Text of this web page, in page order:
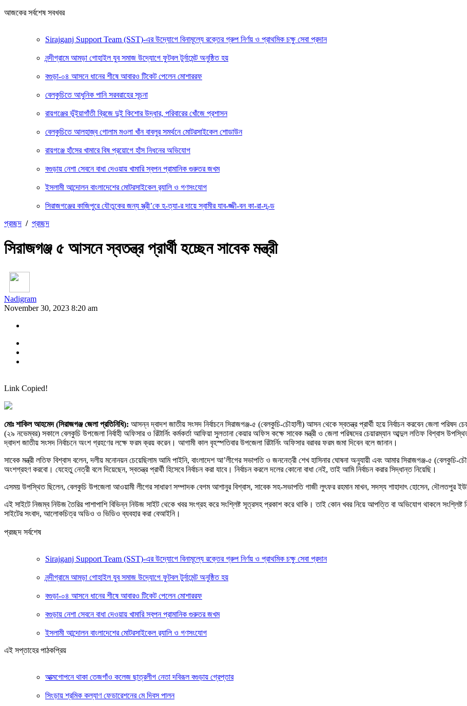
আজকের সর্বশেষ সবখবর
Sirajganj Support Team (SST)-এর উদ্যোগে বিনামূল্যে রক্তের গ্রুপ নির্ণয় ও প্রাথমিক চক্ষু সেবা প্রদান
নন্দীগ্রামে আমড়া গোহাইল যুব সমাজ উদ্যোগে ফুটবল টুর্নামেন্ট অনুষ্ঠিত হয়
বগুড়া-০৪ আসনে ধানের শীষে আবারও টিকেট পেলেন মোশাররফ
বেলকুচিতে আধুনিক পানি সরবরাহের সূচনা
রায়গঞ্জের ভূঁইয়াগাঁতী ব্রিজে দুই কিশোর উদ্ধার, পরিবারের খোঁজে প্রশাসন
বেলকুচিতে আলহাজ্ব গোলাম মওলা খাঁন বাবলুর সমর্থনে মোটরসাইকেল শোডাউন
রায়গঞ্জে হাঁসের খামারে বিষ প্রয়োগে হাঁস নিধনের অভিযোগ
বগুড়ায় নেশা সেবনে বাধা দেওয়ায় খামারি স্বপন প্রামানিক গুরুতর জখম
ইসলামী আন্দোলন বাংলাদেশের মোটরসাইকেল র‍্যালি ও গণসংযোগ
সিরাজগঞ্জের কাজিপুরে যৌতুকের জন্য স্ত্রী’কে হ-ত্যা-র দায়ে স্বামীর যাব-জ্জী-বন কা-রা-দ-ন্ড
প্রচ্ছদ / প্রচ্ছদ
সিরাজগঞ্জ ৫ আসনে স্বতন্ত্র প্রার্থী হচ্ছেন সাবেক মন্ত্রী
Nadigram
November 30, 2023 8:20 am
Link Copied!
মোঃ শাকিল আহমেদ (সিরাজগঞ্জ জেলা প্রতিনিধি): আসন্ন দ্বাদশ জাতীয় সংসদ নির্বাচনে সিরাজগঞ্জ-৫ (বেলকুচি-চৌহালী) আসন থেকে স্বতন্ত্র প্রার্থী হয়ে নির্বাচন করবেন জেলা
(২৯ নভেম্বর) সকালে বেলকুচি উপজেলা নির্বাহী অফিসার ও রিটার্নিং কর্মকর্তা আফিয়া সুলতানা কেয়ার অফিস কক্ষে সাবেক মন্ত্রী ও জেলা পরিষদের চেয়ারম্যান আব্দুল লতিফ বিশ্বাস
দ্বাদশ জাতীয় সংসদ নির্বাচনে অংশ গ্রহণের লক্ষে ফরম ক্রয় করেন। আগামী কাল বৃহস্পতিবার উপজেলা রিটার্নিং অফিসার বরাবর ফরম জমা দিবেন বলে জানান।
সাবেক মন্ত্রী লতিফ বিশ্বাস বলেন, দলীয় মনোনয়ন চেয়েছিলাম আমি পাইনি, বাংলাদেশ আ’লীগের সভাপতি ও জননেত্রী শেখ হাসিনার ঘোষনা অনুযায়ী এবং আমার সিরাজগঞ্জ-৫ (বেলকুচি-
অংশগ্রহণ করবো। যেহেতু নেত্রী বলে দিয়েছেন, স্বতন্ত্র প্রার্থী হিসেবে নির্বাচন করা যাবে। নির্বাচন করলে দলের কোনো বাধা নেই, তাই আমি নির্বাচন করার সিদ্ধান্ত নিয়েছি।
এসময় উপস্থিত ছিলেন, বেলকুচি উপজেলা আওয়ামী লীগের সাধারণ সম্পাদক বেগম আশানুর বিশ্বাস, সাবেক সহ-সভাপতি গাজী লুৎফর রহমান মাখন, সদস্য শাহাদাৎ হোসেন, দৌলতপুর
এই সাইটে নিজম্ব নিউজ তৈরির পাশাপাশি বিভিন্ন নিউজ সাইট থেকে খবর সংগ্রহ করে সংশ্লিষ্ট সূত্রসহ প্রকাশ করে থাকি। তাই কোন খবর নিয়ে আপত্তি বা অভিযোগ থাকলে
সাইটের সংবাদ, আলোকচিত্র অডিও ও ভিডিও ব্যবহার করা বেআইনি।
প্রচ্ছদ সর্বশেষ
Sirajganj Support Team (SST)-এর উদ্যোগে বিনামূল্যে রক্তের গ্রুপ নির্ণয় ও প্রাথমিক চক্ষু সেবা প্রদান
নন্দীগ্রামে আমড়া গোহাইল যুব সমাজ উদ্যোগে ফুটবল টুর্নামেন্ট অনুষ্ঠিত হয়
বগুড়া-০৪ আসনে ধানের শীষে আবারও টিকেট পেলেন মোশাররফ
বগুড়ায় নেশা সেবনে বাধা দেওয়ায় খামারি স্বপন প্রামানিক গুরুতর জখম
ইসলামী আন্দোলন বাংলাদেশের মোটরসাইকেল র‍্যালি ও গণসংযোগ
এই সপ্তাহের পাঠকপ্রিয়
আত্মগোপনে থাকা তেজগাঁও কলেজ ছাত্রলীগ নেতা দবিরূল বগুড়ায় গ্রেপ্তার
সিংড়ায় শ্রমিক কল্যাণ ফেডারেশনের মে দিবস পালন